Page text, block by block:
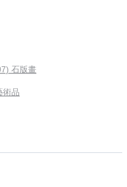
石版畫
術品